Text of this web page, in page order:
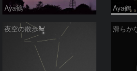
Aya鶴 Aya鶴
夜空の散歩🐩 滑らか